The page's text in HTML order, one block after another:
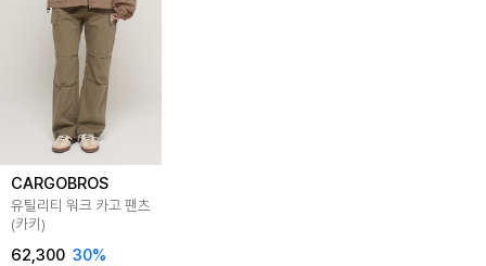
CARGOBROS
유틸리티 워크 카고 팬츠
(카키)
62,300 30%